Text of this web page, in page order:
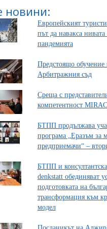
Европейският
път да навакса
пандемията
Предстоящо обучение
Арбитражния съд
Среща с
компетентност
БТПП продължава
програма „Еразъм за
предприемачи“ –
БТПП и
denkstatt обединяват
подготовката на
трансформация към
модел